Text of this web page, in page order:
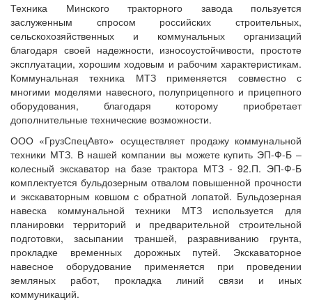
Техника Минского тракторного завода пользуется
заслуженным спросом российских строительных,
сельскохозяйственных и коммунальных организаций
благодаря своей надежности, износоустойчивости, простоте
эксплуатации, хорошим ходовым и рабочим характеристикам.
Коммунальная техника МТЗ применяется совместно с
многими моделями навесного, полуприцепного и прицепного
оборудования, благодаря которому приобретает
дополнительные технические возможности.
ООО «ГрузСпецАвто» осуществляет продажу коммунальной
техники МТЗ. В нашей компании вы можете купить ЭП-Ф-Б –
колесный экскаватор на базе трактора МТЗ - 92.П. ЭП-Ф-Б
комплектуется бульдозерным отвалом повышенной прочности
и экскаваторным ковшом с обратной лопатой. Бульдозерная
навеска коммунальной техники МТЗ используется для
планировки территорий и предварительной строительной
подготовки, засыпании траншей, разравниванию грунта,
прокладке временных дорожных путей. Экскаваторное
навесное оборудование применяется при проведении
земляных работ, прокладка линий связи и иных
коммуникаций.